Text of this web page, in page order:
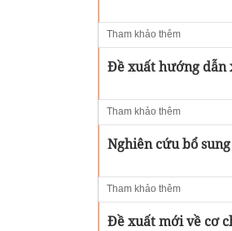
Tham khảo thêm
Đề xuất hướng dẫn
Tham khảo thêm
Nghiên cứu bổ
Tham khảo thêm
Đề xuất mới về cơ